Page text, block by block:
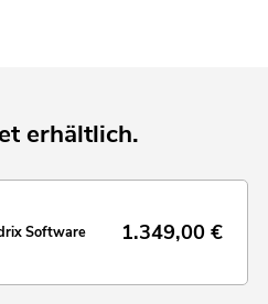
erhältlich.
Software 1.349,00 €